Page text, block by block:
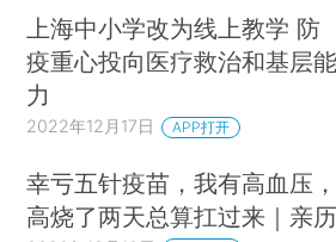
上海中小学改为线上教学 防
疫重心投向医疗救治和基层能
力
2022年12月17日 APP打开
幸亏五针疫苗，我有高血压，
高烧了两天总算扛过来｜亲历